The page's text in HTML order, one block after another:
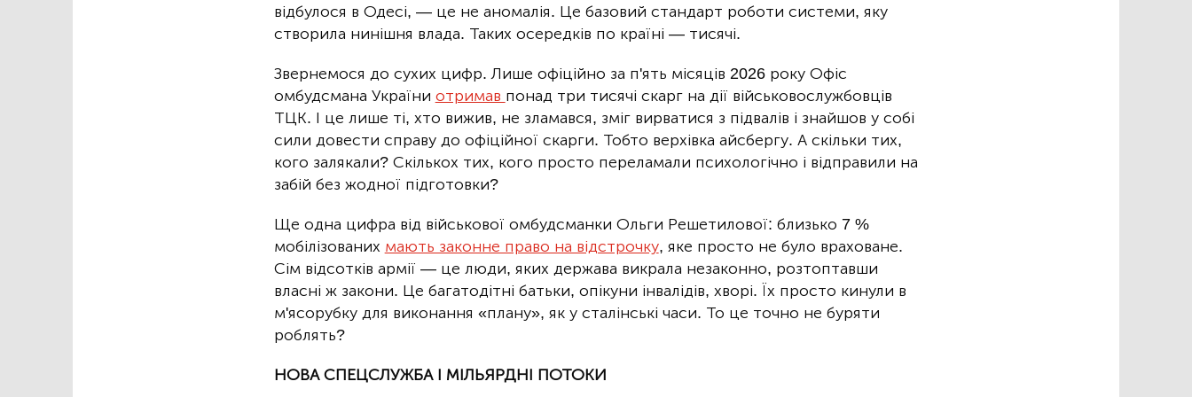
відбулося в Одесі, — це не аномалія. Це базовий стандарт роботи системи, яку
створила нинішня влада. Таких осередків по країні — тисячі.
Звернемося до сухих цифр. Лише офіційно за п'ять місяців 2026 року Офіс
омбудсмана України отримав понад три тисячі скарг на дії військовослужбовців
ТЦК. І це лише ті, хто вижив, не зламався, зміг вирватися з підвалів і знайшов у собі
сили довести справу до офіційної скарги. Тобто верхівка айсбергу. А скільки тих,
кого залякали? Скількох тих, кого просто переламали психологічно і відправили на
забій без жодної підготовки?
Ще одна цифра від військової омбудсманки Ольги Решетилової: близько 7 %
мобілізованих мають законне право на відстрочку, яке просто не було враховане.
Сім відсотків армії — це люди, яких держава викрала незаконно, розтоптавши
власні ж закони. Це багатодітні батьки, опікуни інвалідів, хворі. Їх просто кинули в
м'ясорубку для виконання «плану», як у сталінські часи. То це точно не буряти
роблять?
НОВА СПЕЦСЛУЖБА І МІЛЬЯРДНІ ПОТОКИ